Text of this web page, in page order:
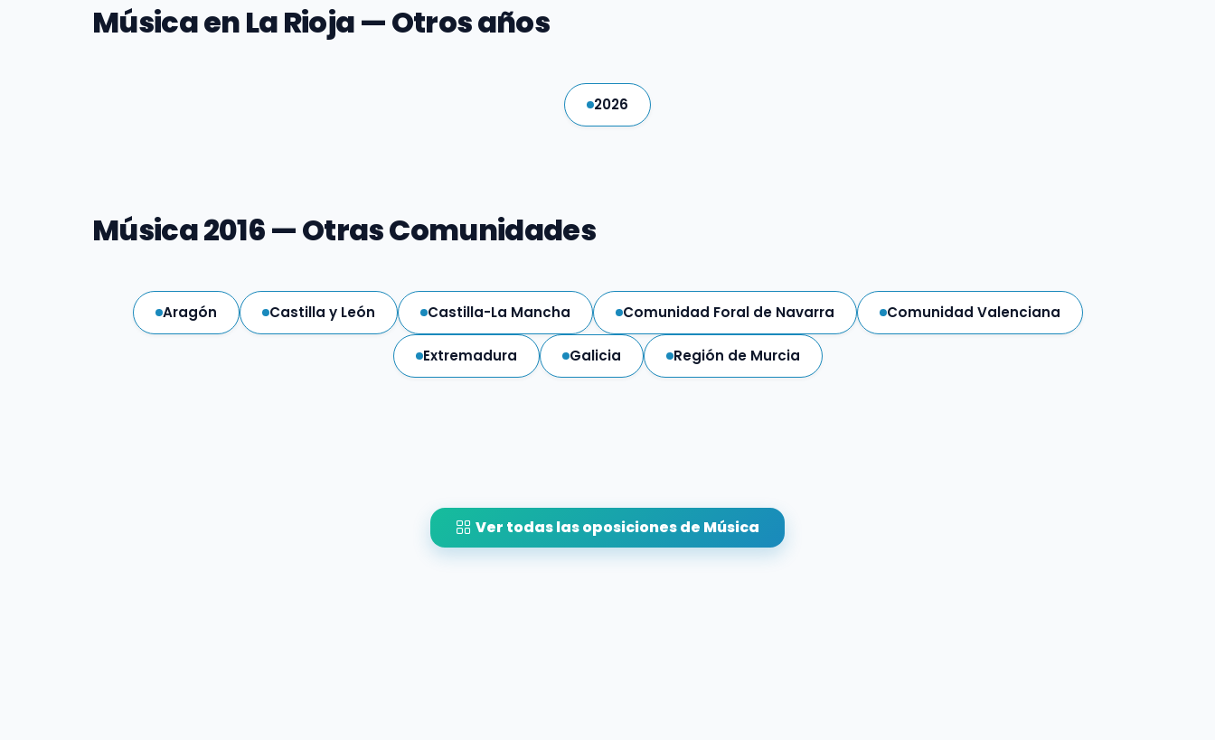
Música en La Rioja — Otros años
2026
Música 2016 — Otras Comunidades
Aragón Castilla y León Castilla-La Mancha Comunidad Foral de Navarra Comunidad Valenciana
Extremadura Galicia Región de Murcia
Ver todas las oposiciones de Música